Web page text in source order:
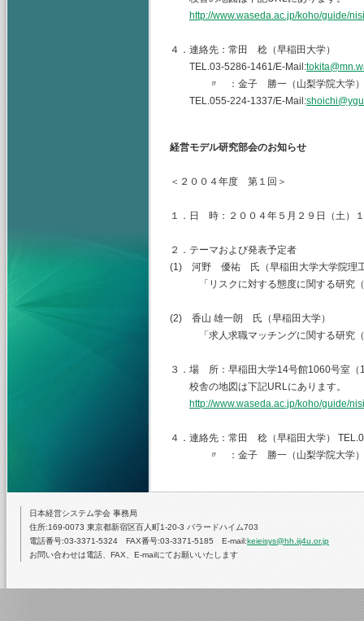
http://www.waseda.ac.jp/koho/guide/
４．連絡先：常田 稔（早稲田大学）
TEL.03-5286-1461/E-Mail:
〃 ：金子 勝一（山梨学院大学）
TEL.055-224-1337/E-Mail:
経営モデル研究部会のお知らせ
＜２００４年度 第１回＞
１．日 時：２００４年５月２９日（土）
２．テーマおよび発表予定者
(1) 河野 優祐 氏（早稲田大学大学院理
「リスクに対する態度に関する研究（
(2) 香山 雄一朗 氏（早稲田大学）
「求人求職マッチングに関する研究（
３．場 所：早稲田大学14号館1060号室（
校舎の地図は下記URLにあります。
http://www.waseda.ac.jp/koho/guide/
４．連絡先：常田 稔（早稲田大学）
〃 ：金子 勝一（山梨学院大学）
日本経営システム学会 事務局
住所:169-0073 東京都新宿区百人町1-20-3 バラードハイム703
電話番号:03-3371-5324 FAX番号:03-3371-5185 E-mail:keieisys@hh.iij4u.or.jp
お問い合わせは電話、FAX、E-mailにてお願いいたします